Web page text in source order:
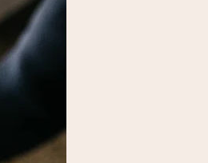
complications, juste tout l’amour